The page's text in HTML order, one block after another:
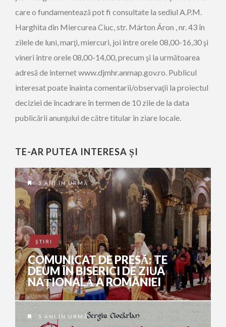
care o fundamentează pot fi consultate la sediul A.P.M.
Harghita din Miercurea Ciuc, str. Márton Áron , nr. 43 în
zilele de luni, marţi, miercuri, joi între orele 08,00-16,30 şi
vineri între orele 08,00-14,00, precum şi la următoarea
adresă de internet www.djmhr.anmap.gov.ro. Publicul
interesat poate înainta comentarii/observaţii la proiectul
deciziei de încadrare în termen de 10 zile de la data
publicării anunţului de către titular în ziare locale.
TE-AR PUTEA INTERESA ȘI
3 ANI ÎN URMĂ
ŞTIRI
COMUNICAT DE PRESĂ: TE
DEUM ÎN BISERICI DE ZIUA
NAŢIONALĂ A ROMÂNIEI
5 ANI ÎN URMĂ